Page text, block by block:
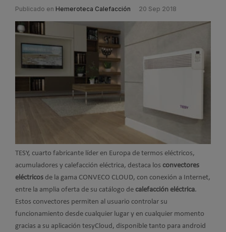
Publicado en Hemeroteca Calefacción 20 Sep 2018
TESY, cuarto fabricante líder en Europa de termos eléctricos,
acumuladores y calefacción eléctrica, destaca los convectores
eléctricos de la gama CONVECO CLOUD, con conexión a Internet,
entre la amplia oferta de su catálogo de calefacción eléctrica.
Estos convectores permiten al usuario controlar su
funcionamiento desde cualquier lugar y en cualquier momento
gracias a su aplicación tesyCloud, disponible tanto para android